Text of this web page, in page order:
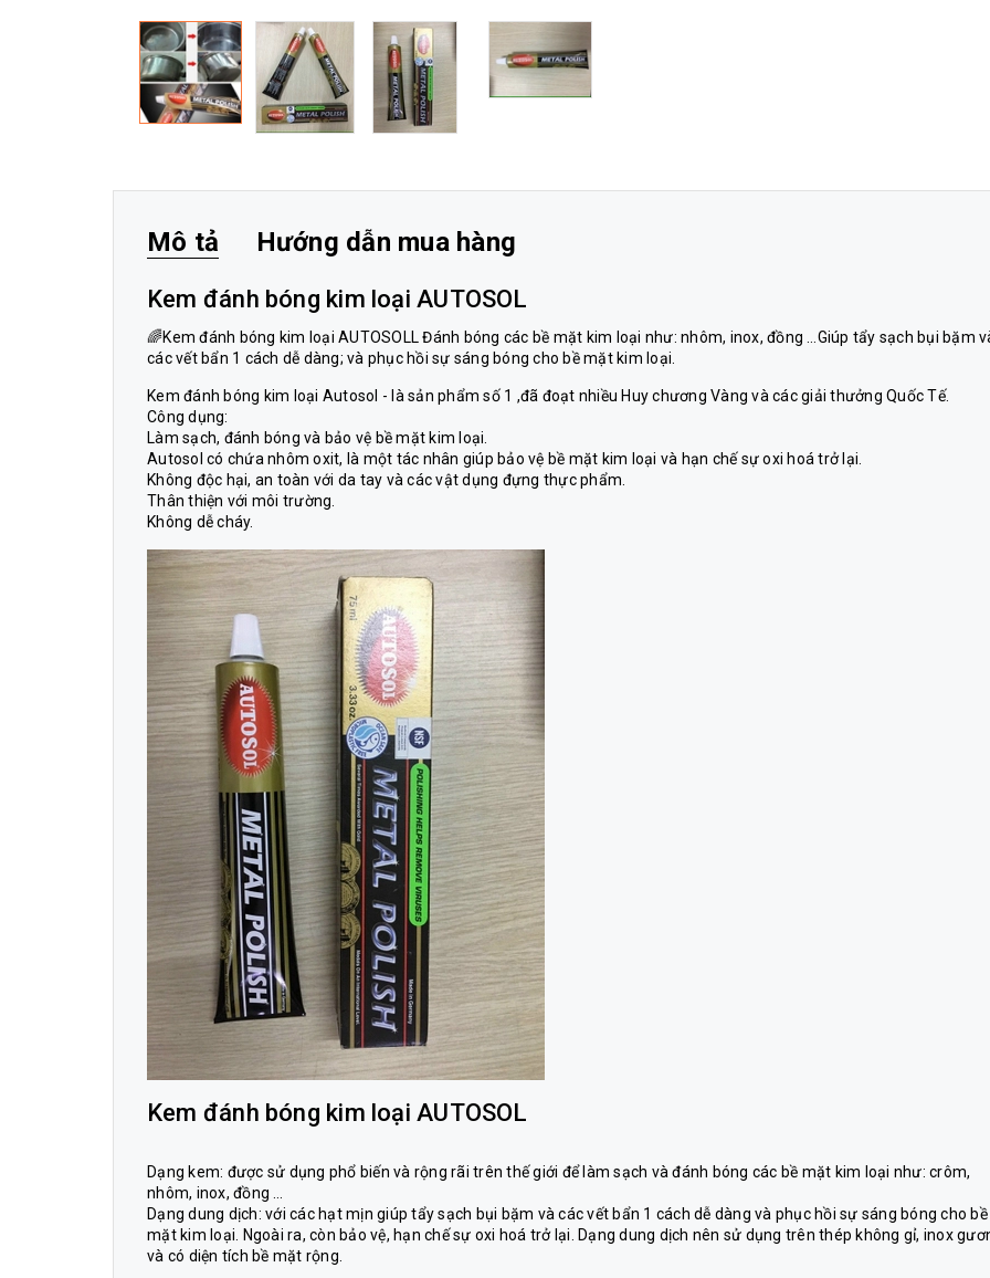
Mô tả Hướng dẫn mua hàng
Kem đánh bóng kim loại AUTOSOL
🌈Kem đánh bóng kim loại AUTOSOLL Đánh bóng các bề mặt kim loại như: nhôm, inox, đồng …Giúp tẩy sạch bụi bặm
các vết bẩn 1 cách dễ dàng; và phục hồi sự sáng bóng cho bề mặt kim loại.
Kem đánh bóng kim loại Autosol - là sản phẩm số 1 ,đã đoạt nhiều Huy chương Vàng và các giải thưởng Quốc Tế.
Công dụng:
Làm sạch, đánh bóng và bảo vệ bề mặt kim loại.
Autosol có chứa nhôm oxit, là một tác nhân giúp bảo vệ bề mặt kim loại và hạn chế sự oxi hoá trở lại.
Không độc hại, an toàn với da tay và các vật dụng đựng thực phẩm.
Thân thiện với môi trường.
Không dễ cháy.
Kem đánh bóng kim loại AUTOSOL
Dạng kem: được sử dụng phổ biến và rộng rãi trên thế giới để làm sạch và đánh bóng các bề mặt kim loại như: crôm,
nhôm, inox, đồng …
Dạng dung dịch: với các hạt mịn giúp tẩy sạch bụi bặm và các vết bẩn 1 cách dễ dàng và phục hồi sự sáng bóng cho bề
mặt kim loại. Ngoài ra, còn bảo vệ, hạn chế sự oxi hoá trở lại. Dạng dung dịch nên sử dụng trên thép không gỉ, inox
và có diện tích bề mặt rộng.